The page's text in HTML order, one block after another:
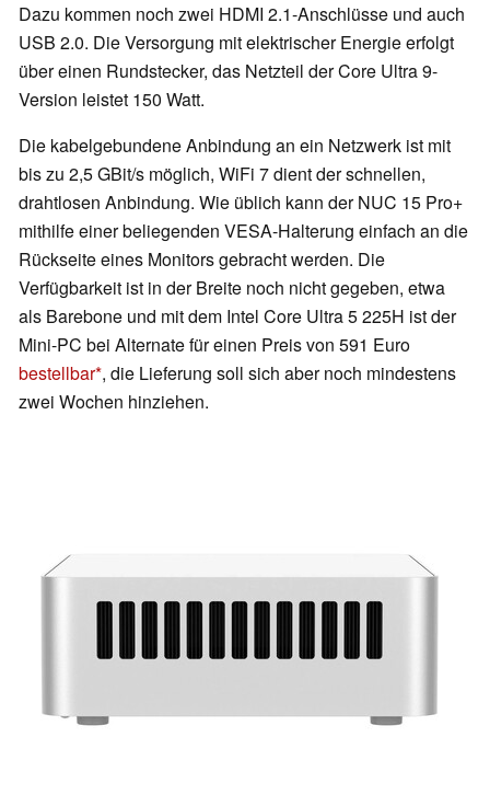
Dazu kommen noch zwei HDMI 2.1-Anschlüsse und auch
USB 2.0. Die Versorgung mit elektrischer Energie erfolgt
über einen Rundstecker, das Netzteil der Core Ultra 9-
Version leistet 150 Watt.
Die kabelgebundene Anbindung an ein Netzwerk ist mit
bis zu 2,5 GBit/s möglich, WiFi 7 dient der schnellen,
drahtlosen Anbindung. Wie üblich kann der NUC 15 Pro+
mithilfe einer beliegenden VESA-Halterung einfach an die
Rückseite eines Monitors gebracht werden. Die
Verfügbarkeit ist in der Breite noch nicht gegeben, etwa
als Barebone und mit dem Intel Core Ultra 5 225H ist der
Mini-PC bei Alternate für einen Preis von 591 Euro
bestellbar , die Lieferung soll sich aber noch mindestens
zwei Wochen hinziehen.